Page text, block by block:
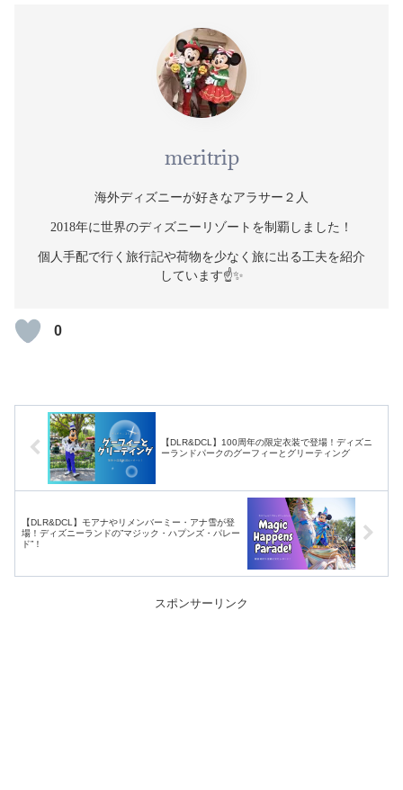
meritrip
海外ディズニーが好きなアラサー２人
2018年に世界のディズニーリゾートを制覇しました！
個人手配で行く旅行記や荷物を少なく旅に出る工夫を紹介
しています☝️✨
0
【DLR&DCL】100周年の限定衣装で登場！ディズニ
ーランドパークのグーフィーとグリーティング
【DLR&DCL】モアナやリメンバーミー・アナ雪が登
場！ディズニーランドの”マジック・ハプンズ・パレー
ド”！
スポンサーリンク